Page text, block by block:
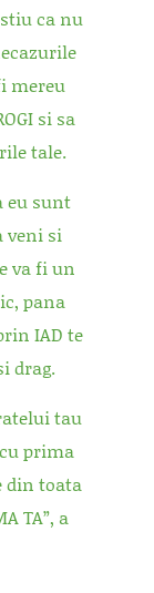
ca nu
mereu
si sa
tale.
eu sunt
veni si
va fi un
pana
IAD te
drag.
tau
prima
din toata
TA”, a